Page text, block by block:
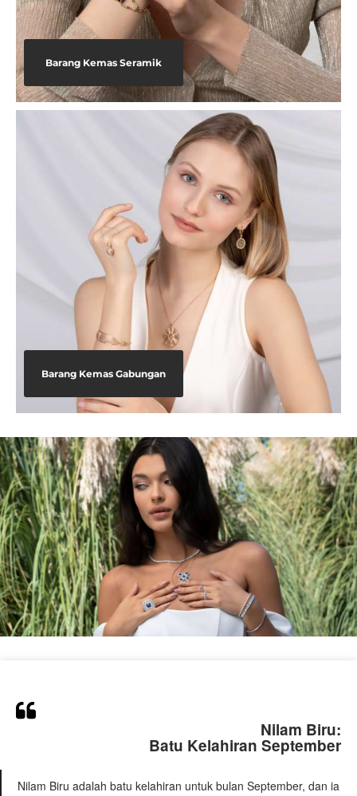
Barang Kemas Seramik
Barang Kemas Gabungan
Nilam Biru:
Batu Kelahiran September
Nilam Biru adalah batu kelahiran untuk bulan September, dan ia